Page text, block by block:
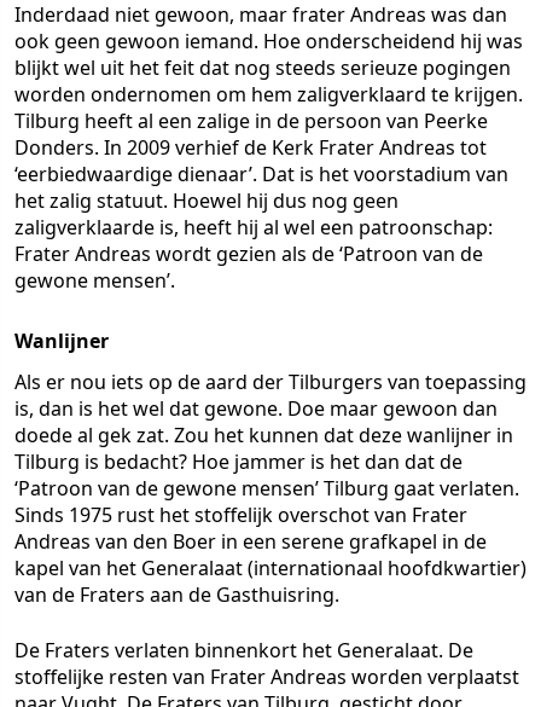
Inderdaad niet gewoon, maar frater Andreas was dan
ook geen gewoon iemand. Hoe onderscheidend hij was
blijkt wel uit het feit dat nog steeds serieuze pogingen
worden ondernomen om hem zaligverklaard te krijgen.
Tilburg heeft al een zalige in de persoon van Peerke
Donders. In 2009 verhief de Kerk Frater Andreas tot
‘eerbiedwaardige dienaar’. Dat is het voorstadium van
het zalig statuut. Hoewel hij dus nog geen
zaligverklaarde is, heeft hij al wel een patroonschap:
Frater Andreas wordt gezien als de ‘Patroon van de
gewone mensen’.
Wanlijner
Als er nou iets op de aard der Tilburgers van toepassing
is, dan is het wel dat gewone. Doe maar gewoon dan
doede al gek zat. Zou het kunnen dat deze wanlijner in
Tilburg is bedacht? Hoe jammer is het dan dat de
‘Patroon van de gewone mensen’ Tilburg gaat verlaten.
Sinds 1975 rust het stoffelijk overschot van Frater
Andreas van den Boer in een serene grafkapel in de
kapel van het Generalaat (internationaal hoofdkwartier)
van de Fraters aan de Gasthuisring.
De Fraters verlaten binnenkort het Generalaat. De
stoffelijke resten van Frater Andreas worden verplaatst